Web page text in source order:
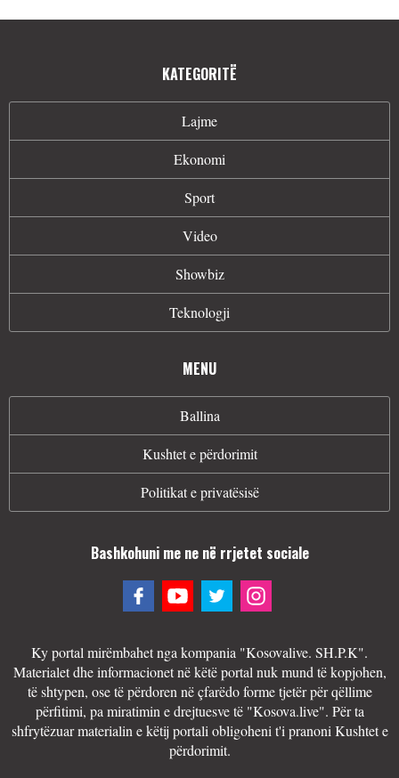
KATEGORITË
Lajme
Ekonomi
Sport
Video
Showbiz
Teknologji
MENU
Ballina
Kushtet e përdorimit
Politikat e privatësisë
Bashkohuni me ne në rrjetet sociale
Ky portal mirëmbahet nga kompania "Kosovalive. SH.P.K".
Materialet dhe informacionet në këtë portal nuk mund të kopjohen,
të shtypen, ose të përdoren në çfarëdo forme tjetër për qëllime
përfitimi, pa miratimin e drejtuesve të "Kosova.live". Për ta
shfrytëzuar materialin e këtij portali obligoheni t'i pranoni Kushtet e
përdorimit.